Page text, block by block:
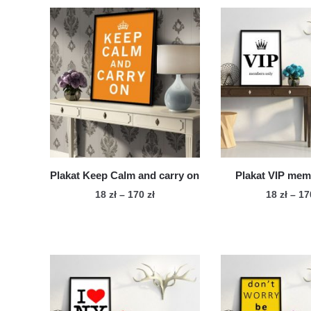
Plakat Keep Calm and carry on
18 zł – 170 złZakres
170 zł
ma
wiele
wariantów.
Plakat VIP
18 zł –
ma